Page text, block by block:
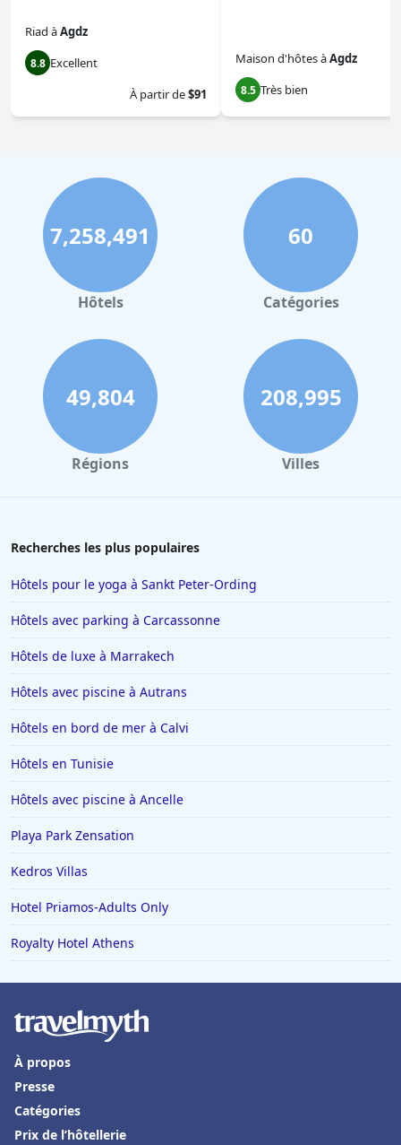
Riad àAgdz
8.8 Excellent
À partir de$91
Maison d'hôtesàAgdz
8.5 Très bien
7,258,491
Hôtels
60
Catégories
49,804
Régions
208,995
Villes
Recherches les plus populaires
Hôtels pour le yoga à Sankt Peter-Ording
Hôtels avec parking à Carcassonne
Hôtels de luxe à Marrakech
Hôtels avec piscine à Autrans
Hôtels en bord de mer à Calvi
Hôtels en Tunisie
Hôtels avec piscine à Ancelle
Playa Park Zensation
Kedros Villas
Hotel Priamos-Αdults Only
Royalty Hotel Athens
À propos
Presse
Catégories
Prix de l’hôtellerie